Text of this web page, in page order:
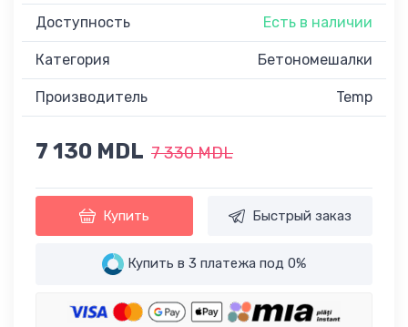
Доступность Есть в наличии
Категория Бетономешалки
Производитель Temp
7 130 MDL 7 330 MDL
Купить Быстрый заказ
Купить в 3 платежа под 0%